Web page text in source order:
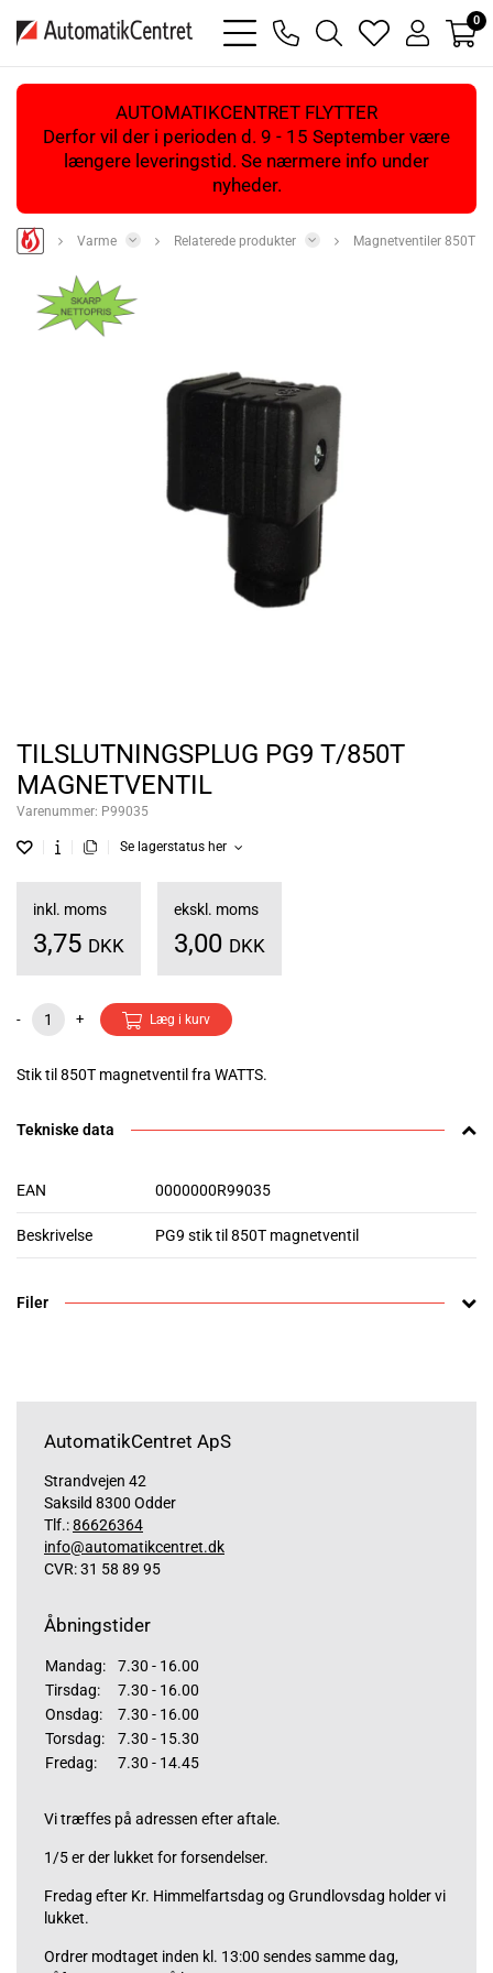
bars
light
phone
magnifying
glass
heart
light
user
light
0
AUTOMATIKCENTRET FLYTTER
Derfor vil der i perioden d. 9 - 15 September være
længere leveringstid. Se nærmere info under
nyheder.
Varme Relaterede produkter Magnetventiler 850T
TILSLUTNINGSPLUG PG9 T/850T
MAGNETVENTIL
Varenummer: P99035
Se lagerstatus her
inkl. moms
3,75 DKK
ekskl. moms
3,00 DKK
- + Læg i kurv
Stik til 850T magnetventil fra WATTS.
Tekniske data
EAN 0000000R99035
Beskrivelse PG9 stik til 850T magnetventil
Filer
AutomatikCentret ApS
Strandvejen 42
Saksild 8300 Odder
Tlf.:86626364
info@automatikcentret.dk
CVR: 31 58 89 95
Åbningstider
Mandag:
7.30 - 16.00
Tirsdag:
7.30 - 16.00
Onsdag:
7.30 - 16.00
Torsdag:
7.30 - 15.30
Fredag:
7.30 - 14.45
Vi træffes på adressen efter aftale.
1/5 er der lukket for forsendelser.
Fredag efter Kr. Himmelfartsdag og Grundlovsdag holder vi
lukket.
Ordrer modtaget inden kl. 13:00 sendes samme dag,